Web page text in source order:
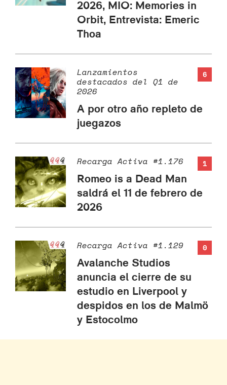
2026, MIO: Memories in
Orbit, Entrevista: Emeric
Thoa
6
Lanzamientos
destacados del Q1 de
2026
A por otro año repleto de
juegazos
1
Recarga Activa #1.176
Romeo is a Dead Man
saldrá el 11 de febrero de
2026
0
Recarga Activa #1.129
Avalanche Studios
anuncia el cierre de su
estudio en Liverpool y
despidos en los de Malmö
y Estocolmo